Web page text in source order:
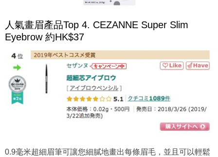
人氣畫眉產品Top 4. CEZANNE Super Slim
Eyebrow 約HK$37
0.9毫米超細眉筆可讓您細膩地畫出每條眉毛，並且可以輕鬆